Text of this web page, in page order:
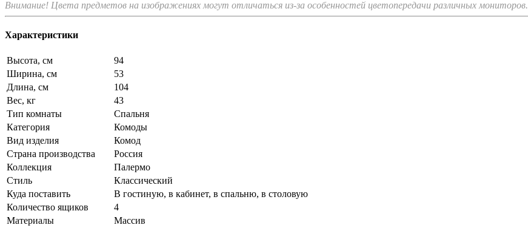
Внимание! Цвета предметов на изображениях могут отличаться из-за особенностей цветопередачи различных мониторов.
Характеристики
Высота, см
94
Ширина, см
53
Длина, см
104
Вес, кг
43
Тип комнаты
Спальня
Категория
Комоды
Вид изделия
Комод
Страна производства
Россия
Коллекция
Палермо
Стиль
Классический
Куда поставить
В гостиную, в кабинет, в спальню, в столовую
Количество ящиков
4
Материалы
Массив